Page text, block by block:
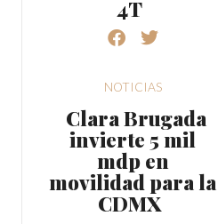
4T
NOTICIAS
Clara Brugada
invierte 5 mil
mdp en
movilidad para la
CDMX